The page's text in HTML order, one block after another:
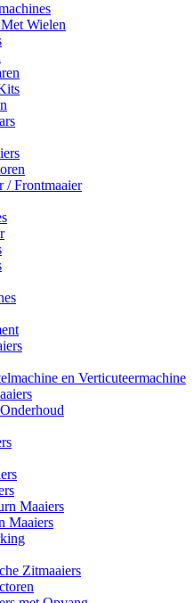
Wielen
/ Frontmaaier
en Verticuteermachine
Maaiers
Maaiers
Zitmaaiers